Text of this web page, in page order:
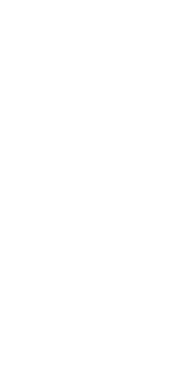
mua sắm trực
tiêu dùng những
mua thẻ quà
LifeLink, bạn sẽ
hạn như các
khuyến mãi hoặc
tặng quà của
của LifeLink rất
dễ dàng tìm
LocknLock mà